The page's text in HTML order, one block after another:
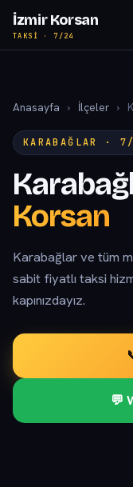
İzmir Korsan
TAKSI · 7/24
Anasayfa › İlçeler ›
KARABAĞLAR ·
Korsan
Karabağlar ve tüm
sabit fiyatlı taksi
kapınızdayız.
💬